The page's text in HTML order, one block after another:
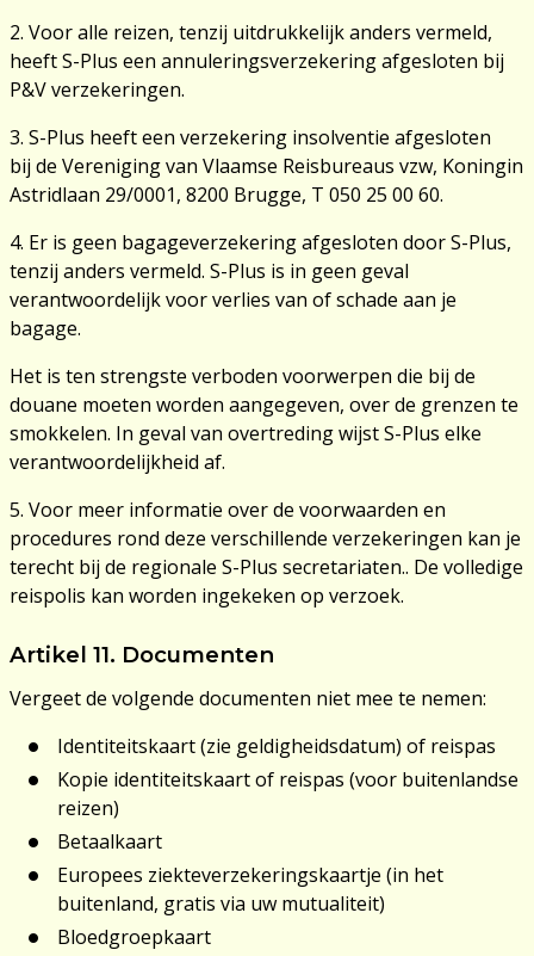
2. Voor alle reizen, tenzij uitdrukkelijk anders vermeld,
heeft S-Plus een annuleringsverzekering afgesloten bij
P&V verzekeringen.
3. S-Plus heeft een verzekering insolventie afgesloten
bij de Vereniging van Vlaamse Reisbureaus vzw, Koningin
Astridlaan 29/0001, 8200 Brugge, T 050 25 00 60.
4. Er is geen bagageverzekering afgesloten door S-Plus,
tenzij anders vermeld. S-Plus is in geen geval
verantwoordelijk voor verlies van of schade aan je
bagage.
Het is ten strengste verboden voorwerpen die bij de
douane moeten worden aangegeven, over de grenzen te
smokkelen. In geval van overtreding wijst S-Plus elke
verantwoordelijkheid af.
5. Voor meer informatie over de voorwaarden en
procedures rond deze verschillende verzekeringen kan je
terecht bij de regionale S-Plus secretariaten.. De volledige
reispolis kan worden ingekeken op verzoek.
Artikel 11. Documenten
Vergeet de volgende documenten niet mee te nemen:
Identiteitskaart (zie geldigheidsdatum) of reispas
Kopie identiteitskaart of reispas (voor buitenlandse
reizen)
Betaalkaart
Europees ziekteverzekeringskaartje (in het
buitenland, gratis via uw mutualiteit)
Bloedgroepkaart